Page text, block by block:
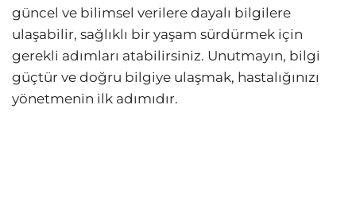
güncel ve bilimsel verilere dayalı bilgilere
ulaşabilir, sağlıklı bir yaşam sürdürmek için
gerekli adımları atabilirsiniz. Unutmayın, bilgi
güçtür ve doğru bilgiye ulaşmak, hastalığınızı
yönetmenin ilk adımıdır.